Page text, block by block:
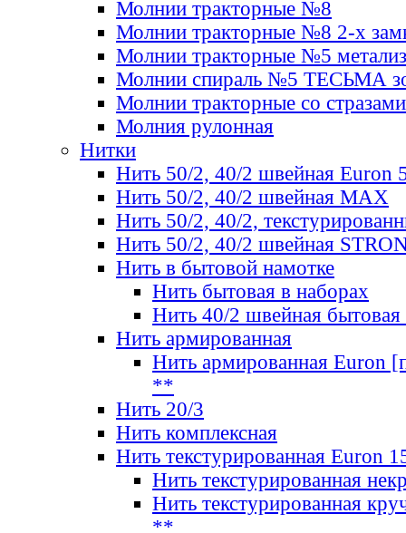
Молнии тракторные №8
Молнии тракторные №8 2-х
Молнии тракторные №5
Молнии спираль №5 ТЕСЬМА
Молнии тракторные со стразами
Молния рулонная
Нитки
Нить 50/2, 40/2 швейная Euron
Нить 50/2, 40/2 швейная МАХ
Нить 50/2, 40/2,
Нить 50/2, 40/2 швейная
Нить в бытовой намотке
Нить бытовая в наборах
Нить 40/2 швейная бытовая
Нить армированная
Нить армированная Euron
**
Нить 20/3
Нить комплексная
Нить текстурированная Euron
Нить текстурированная
Нить текстурированная
**